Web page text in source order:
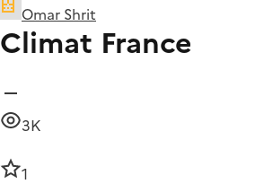
Omar Shrit
Climat France
3K
1